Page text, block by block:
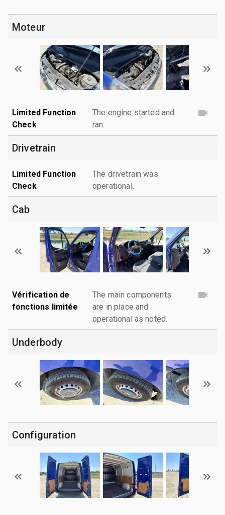
Moteur
Limited Function
Check
The engine started and
ran.
Drivetrain
Limited Function
Check
The drivetrain was
operational.
Cab
Vérification de
fonctions limitée
The main components
are in place and
operational as noted.
Underbody
Configuration